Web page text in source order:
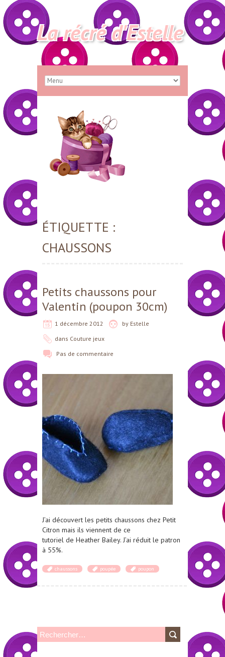
La récré d'Estelle
ÉTIQUETTE :
CHAUSSONS
Petits chaussons pour
Valentin (poupon 30cm)
1 décembre 2012 by Estelle
dans Couture jeux
Pas de commentaire
J’ai découvert les petits chaussons chez Petit
Citron mais ils viennent de ce
tutoriel de Heather Bailey. J’ai réduit le patron
à 55%.
chaussons poupée poupon
R